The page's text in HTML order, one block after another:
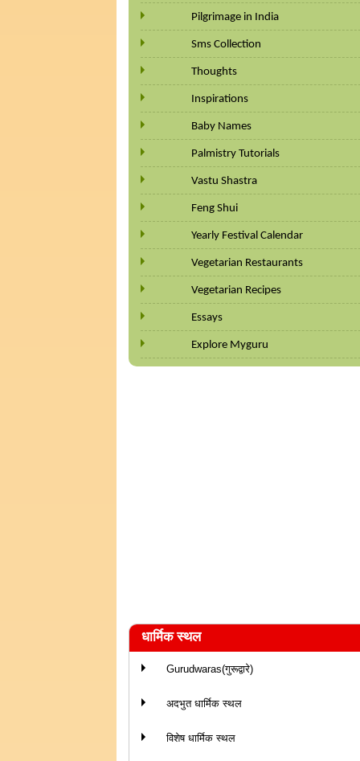
Pilgrimage in India
Sms Collection
Thoughts
Inspirations
Baby Names
Palmistry Tutorials
Vastu Shastra
Feng Shui
Yearly Festival Calendar
Vegetarian Restaurants
Vegetarian Recipes
Essays
Explore Myguru
धार्मिक स्थल
Gurudwaras(गुरूद्वारे)
अदभुत धार्मिक स्थल
विशेष धार्मिक स्थल